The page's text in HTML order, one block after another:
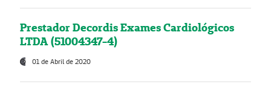
Prestador Decordis Exames Cardiológicos
LTDA (51004347-4)
01 de Abril de 2020